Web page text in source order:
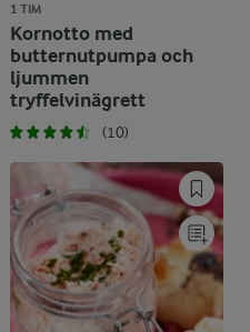
1 TIM
Kornotto med
butternutpumpa och
ljummen
tryffelvinägrett
(10)